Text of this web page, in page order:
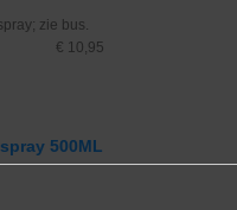
zie bus.
€ 10,95
500ML